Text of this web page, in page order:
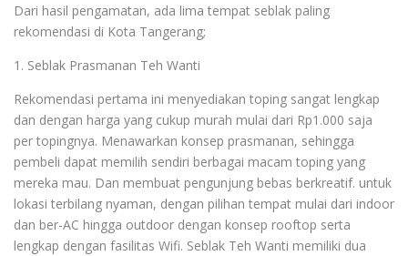
Dari hasil pengamatan, ada lima tempat seblak paling
rekomendasi di Kota Tangerang;
1.⁠ ⁠Seblak Prasmanan Teh Wanti
Rekomendasi pertama ini menyediakan toping sangat lengkap
dan dengan harga yang cukup murah mulai dari Rp1.000 saja
per topingnya. Menawarkan konsep prasmanan, sehingga
pembeli dapat memilih sendiri berbagai macam toping yang
mereka mau. Dan membuat pengunjung bebas berkreatif. untuk
lokasi terbilang nyaman, dengan pilihan tempat mulai dari indoor
dan ber-AC hingga outdoor dengan konsep rooftop serta
lengkap dengan fasilitas Wifi. Seblak Teh Wanti memiliki dua